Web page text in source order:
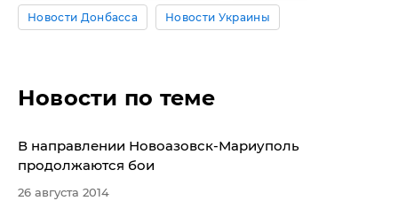
Новости Донбасса Новости Украины
Новости по теме
В направлении Новоазовск-Мариуполь
продолжаются бои
26 августа 2014